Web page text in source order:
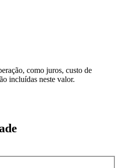
como juros, custo de
incluídas neste valor.